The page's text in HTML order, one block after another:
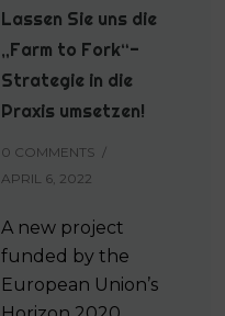
Lassen Sie uns die
„Farm to Fork“-
Strategie in die
Praxis umsetzen!
0 COMMENTS /
APRIL 6, 2022
A new project
funded by the
European Union’s